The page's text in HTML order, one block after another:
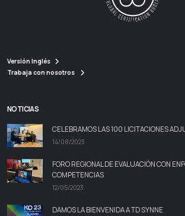
Versión Inglés
Trabaja con nosotros
NOTICIAS
CELEBRAMOS LAS 100 LICITACIONES
14/08/2023
FORO REGIONAL DE EVALUACIÓN CON
COMPETENCIAS
12/05/2023
DAMOS LA BIENVENIDA A TD SYNNE